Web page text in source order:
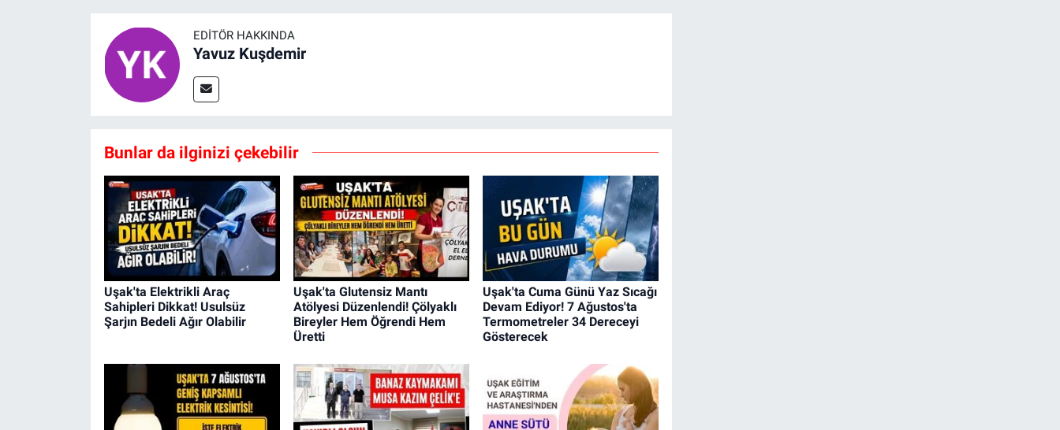
EDITÖR HAKKINDA
Yavuz Kuşdemir
Bunlar da ilginizi çekebilir
Uşak'ta Elektrikli Araç
Sahipleri Dikkat! Usulsüz
Şarjın Bedeli Ağır Olabilir
Uşak'ta Glutensiz Mantı
Atölyesi Düzenlendi! Çölyaklı
Bireyler Hem Öğrendi Hem
Üretti
Uşak'ta Cuma Günü Yaz Sıcağı
Devam Ediyor! 7 Ağustos'ta
Termometreler 34 Dereceyi
Gösterecek